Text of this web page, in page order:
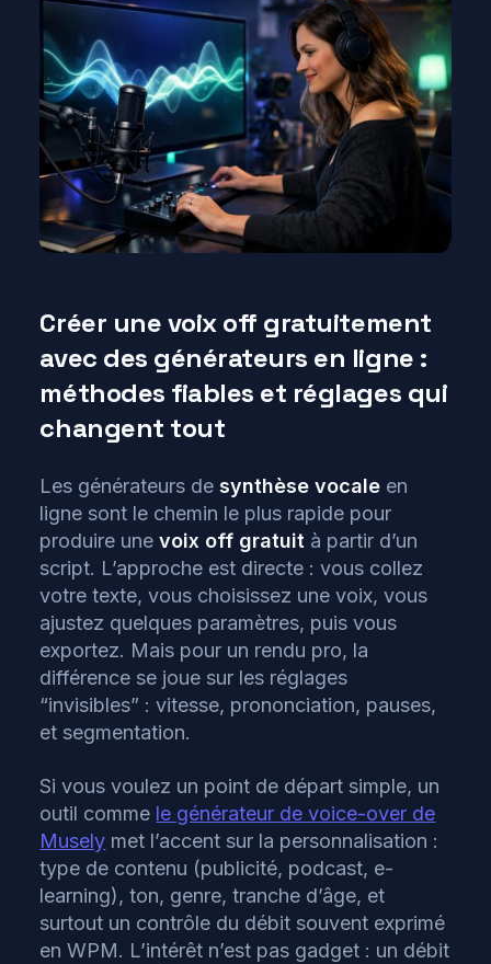
Créer une voix off gratuitement
avec des générateurs en ligne :
méthodes fiables et réglages qui
changent tout
Les générateurs desynthèse vocale en
ligne sont le chemin le plus rapide pour
produire unevoix off gratuit à partir d’un
script. L’approche est directe : vous collez
votre texte, vous choisissez une voix, vous
ajustez quelques paramètres, puis vous
exportez. Mais pour un rendu pro, la
différence se joue sur les réglages
“invisibles” : vitesse, prononciation, pauses,
et segmentation.
Si vous voulez un point de départ simple, un
outil comme le générateur de voice-over de
Musely met l’accent sur la personnalisation :
type de contenu (publicité, podcast, e-
learning), ton, genre, tranche d’âge, et
surtout un contrôle du débit souvent exprimé
en WPM. L’intérêt n’est pas gadget : un débit